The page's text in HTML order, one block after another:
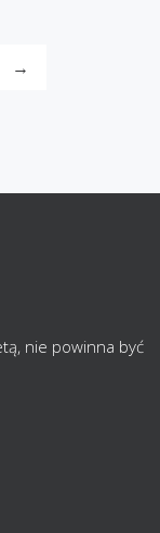
→
nie powinna być